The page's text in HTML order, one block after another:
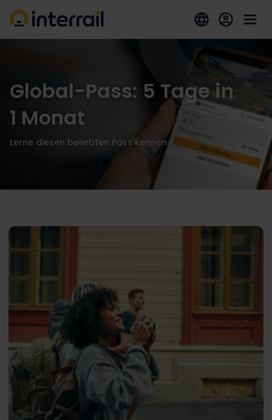
Global-Pass: 5 Tage in
1 Monat
Lerne diesen beliebten Pass kennen